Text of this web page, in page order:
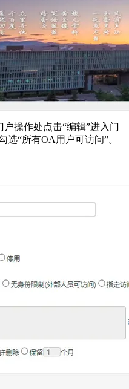
操作处点击“编辑”进入门
选“所有OA用户可访问”。